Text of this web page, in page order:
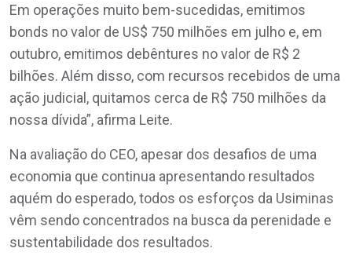
Em operações muito bem-sucedidas, emitimos
bonds no valor de US$ 750 milhões em julho e, em
outubro, emitimos debêntures no valor de R$ 2
bilhões. Além disso, com recursos recebidos de uma
ação judicial, quitamos cerca de R$ 750 milhões da
nossa dívida”, afirma Leite.
Na avaliação do CEO, apesar dos desafios de uma
economia que continua apresentando resultados
aquém do esperado, todos os esforços da Usiminas
vêm sendo concentrados na busca da perenidade e
sustentabilidade dos resultados.